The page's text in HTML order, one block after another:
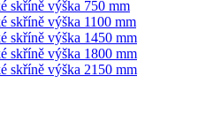
skříně výška 750 mm
skříně výška 1100 mm
skříně výška 1450 mm
skříně výška 1800 mm
skříně výška 2150 mm